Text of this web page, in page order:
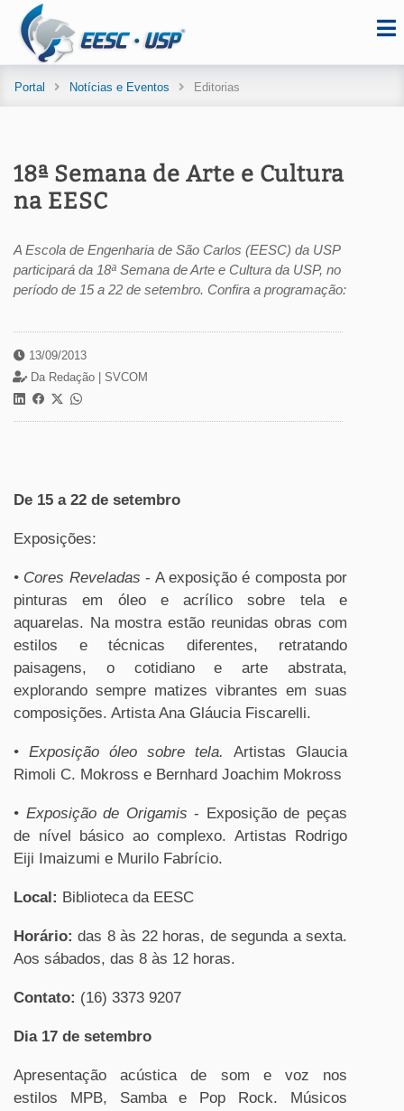
Portal Notícias e Eventos Editorias
18ª Semana de Arte e Cultura
na EESC
A Escola de Engenharia de São Carlos (EESC) da USP
participará da 18ª Semana de Arte e Cultura da USP, no
período de 15 a 22 de setembro. Confira a programação:
13/09/2013
Da Redação | SVCOM
De 15 a 22 de setembro
Exposições:
• Cores Reveladas - A exposição é composta por
pinturas em óleo e acrílico sobre tela e
aquarelas. Na mostra estão reunidas obras com
estilos e técnicas diferentes, retratando
paisagens, o cotidiano e arte abstrata,
explorando sempre matizes vibrantes em suas
composições. Artista Ana Gláucia Fiscarelli.
• Exposição óleo sobre tela. Artistas Glaucia
Rimoli C. Mokross e Bernhard Joachim Mokross
• Exposição de Origamis - Exposição de peças
de nível básico ao complexo. Artistas Rodrigo
Eiji Imaizumi e Murilo Fabrício.
Local: Biblioteca da EESC
Horário: das 8 às 22 horas, de segunda a sexta.
Aos sábados, das 8 às 12 horas.
Contato: (16) 3373 9207
Dia 17 de setembro
Apresentação acústica de som e voz nos
estilos MPB, Samba e Pop Rock. Músicos